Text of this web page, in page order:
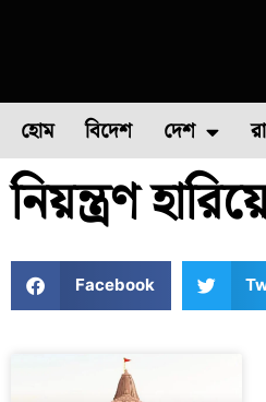
হোম বিদেশ দেশ
ফুল চাষ
নিয়ন্ত্রণ
Facebook